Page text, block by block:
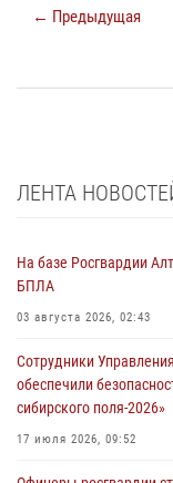
← Предыдущая
ЛЕНТА
На базе Росгвардии
БПЛА
03 августа 2026, 02:43
Сотрудники
обеспечили
сибирского поля-2026»
17 июля 2026, 09:52